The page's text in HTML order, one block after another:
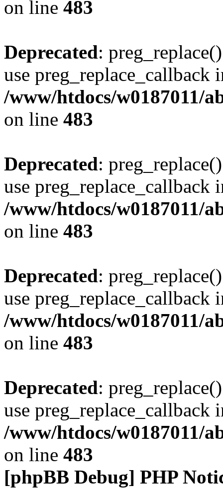
on line 483
Deprecated:
use preg_replace_callback
/www/htdocs/w0187011/
on line 483
Deprecated:
use preg_replace_callback
/www/htdocs/w0187011/
on line 483
Deprecated:
use preg_replace_callback
/www/htdocs/w0187011/
on line 483
Deprecated:
use preg_replace_callback
/www/htdocs/w0187011/
on line 483
[phpBB Debug] PHP